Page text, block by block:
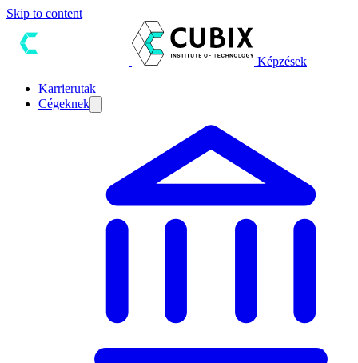
Skip to content
Képzések
Karrierutak
Cégeknek